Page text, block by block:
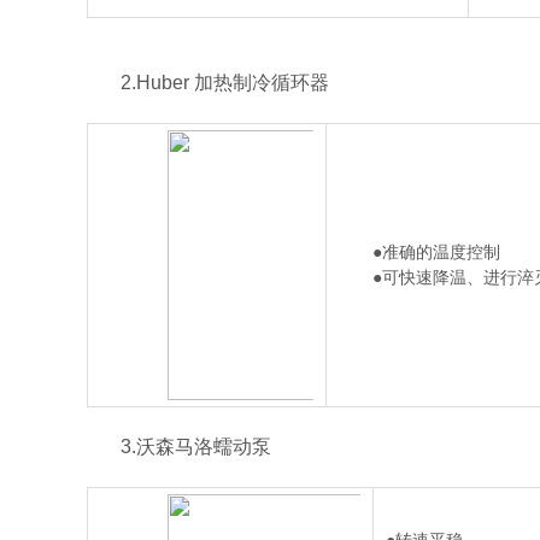
2.Huber 加热制冷循环器
●准确的温度控制
●可快速降温、进行淬
3.沃森马洛蠕动泵